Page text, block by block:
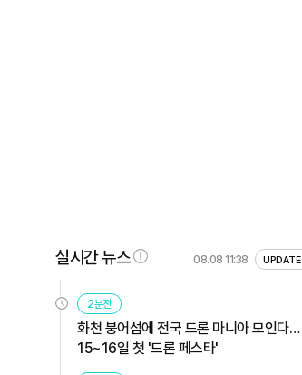
실시간 뉴스 08.08 11:38 UPDATE
2분전
화천 붕어섬에 전국 드론 마니아 모인다…
15~16일 첫 '드론 페스타'